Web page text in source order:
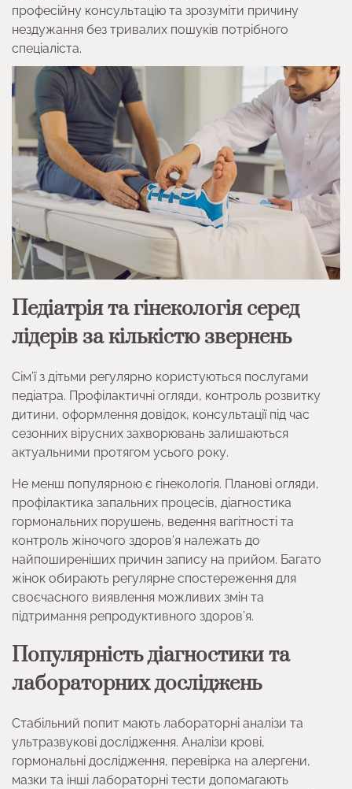
професійну консультацію та зрозуміти причину
нездужання без тривалих пошуків потрібного
спеціаліста.
Педіатрія та гінекологія серед
лідерів за кількістю звернень
Сім’ї з дітьми регулярно користуються послугами
педіатра. Профілактичні огляди, контроль розвитку
дитини, оформлення довідок, консультації під час
сезонних вірусних захворювань залишаються
актуальними протягом усього року.
Не менш популярною є гінекологія. Планові огляди,
профілактика запальних процесів, діагностика
гормональних порушень, ведення вагітності та
контроль жіночого здоров’я належать до
найпоширеніших причин запису на прийом. Багато
жінок обирають регулярне спостереження для
своєчасного виявлення можливих змін та
підтримання репродуктивного здоров’я.
Популярність діагностики та
лабораторних досліджень
Стабільний попит мають лабораторні аналізи та
ультразвукові дослідження. Аналізи крові,
гормональні дослідження, перевірка на алергени,
мазки та інші лабораторні тести допомагають